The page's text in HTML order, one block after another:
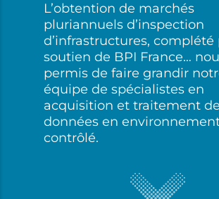
L’obtention de marchés
pluriannuels d’inspection
d’infrastructures, complété
soutien de BPI France…
permis de faire grandir
équipe de spécialistes en
acquisition et traitement de
données en
contrôlé.